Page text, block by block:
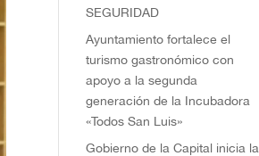
SEGURIDAD
Ayuntamiento fortalece el
turismo gastronómico con
apoyo a la segunda
generación de la Incubadora
«Todos San Luis»
Gobierno de la Capital inicia la